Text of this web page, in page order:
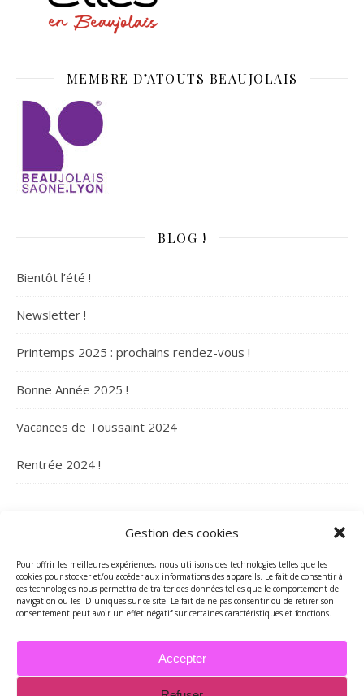
Gestion des cookies
Pour offrir les meilleures expériences, nous utilisons des technologies telles que les
cookies pour stocker et/ou accéder aux informations des appareils. Le fait de consentir à
ces technologies nous permettra de traiter des données telles que le comportement de
navigation ou les ID uniques sur ce site. Le fait de ne pas consentir ou de retirer son
consentement peut avoir un effet négatif sur certaines caractéristiques et fonctions.
Accepter
MEMBRE D’ATOUTS BEAUJOLAIS
BLOG !
Bientôt l’été !
Newsletter !
Printemps 2025 : prochains rendez-vous !
Bonne Année 2025 !
Vacances de Toussaint 2024
Rentrée 2024 !
ARCHIVES
Archives